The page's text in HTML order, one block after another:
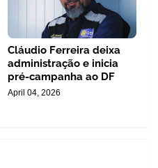
Cláudio Ferreira deixa
administração e inicia
pré-campanha ao DF
April 04, 2026